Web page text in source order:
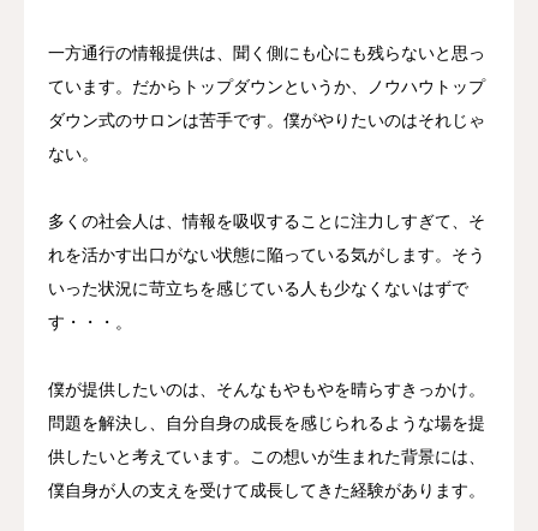
一方通行の情報提供は、聞く側にも心にも残らないと思っ
ています。だからトップダウンというか、ノウハウトップ
ダウン式のサロンは苦手です。僕がやりたいのはそれじゃ
ない。
多くの社会人は、情報を吸収することに注力しすぎて、そ
れを活かす出口がない状態に陥っている気がします。そう
いった状況に苛立ちを感じている人も少なくないはずで
す・・・。
僕が提供したいのは、そんなもやもやを晴らすきっかけ。
問題を解決し、自分自身の成長を感じられるような場を提
供したいと考えています。この想いが生まれた背景には、
僕自身が人の支えを受けて成長してきた経験があります。